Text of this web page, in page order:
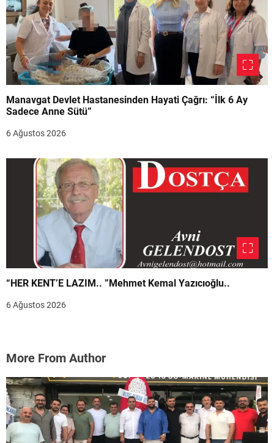
Manavgat Devlet Hastanesinden Hayati Çağrı: “İlk 6 Ay
Sadece Anne Sütü”
6 Ağustos 2026
“HER KENT’E LAZIM.. ”Mehmet Kemal Yazıcıoğlu..
6 Ağustos 2026
More From Author